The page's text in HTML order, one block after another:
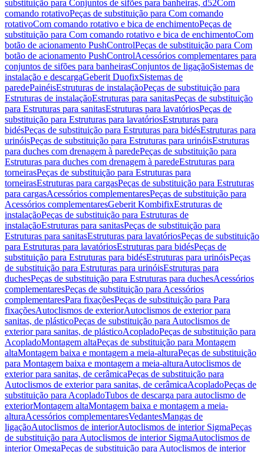
substituição para Conjuntos de sifões para banheiras, d52Com
comando rotativoPeças de substituição para Com comando
rotativoCom comando rotativo e bica de enchimentoPeças de
substituição para Com comando rotativo e bica de enchimentoCom
botão de acionamento PushControlPeças de substituição para Com
botão de acionamento PushControlAcessórios complementares para
conjuntos de sifões para banheirasConjuntos de ligaçãoSistemas de
instalação e descargaGeberit DuofixSistemas de
paredePainéisEstruturas de instalaçãoPeças de substituição para
Estruturas de instalaçãoEstruturas para sanitasPeças de substituição
para Estruturas para sanitasEstruturas para lavatóriosPeças de
substituição para Estruturas para lavatóriosEstruturas para
bidésPeças de substituição para Estruturas para bidésEstruturas para
urinóisPeças de substituição para Estruturas para urinóisEstruturas
para duches com drenagem à paredePeças de substituição para
Estruturas para duches com drenagem à paredeEstruturas para
torneirasPeças de substituição para Estruturas para
torneirasEstruturas para cargasPeças de substituição para Estruturas
para cargasAcessórios complementaresPeças de substituição para
Acessórios complementaresGeberit KombifixEstruturas de
instalaçãoPeças de substituição para Estruturas de
instalaçãoEstruturas para sanitasPeças de substituição para
Estruturas para sanitasEstruturas para lavatóriosPeças de substituição
para Estruturas para lavatóriosEstruturas para bidésPeças de
substituição para Estruturas para bidésEstruturas para urinóisPeças
de substituição para Estruturas para urinóisEstruturas para
duchesPeças de substituição para Estruturas para duchesAcessórios
complementaresPeças de substituição para Acessórios
complementaresPara fixaçõesPeças de substituição para Para
fixaçõesAutoclismos de exteriorAutoclismos de exterior para
sanitas, de plásticoPeças de substituição para Autoclismos de
exterior para sanitas, de plásticoAcopladoPeças de substituição para
AcopladoMontagem altaPeças de substituição para Montagem
altaMontagem baixa e montagem a meia-alturaPeças de substituição
para Montagem baixa e montagem a meia-alturaAutoclismos de
exterior para sanitas, de cerâmicaPeças de substituição para
Autoclismos de exterior para sanitas, de cerâmicaAcopladoPeças de
substituição para AcopladoTubos de descarga para autoclismo de
exteriorMontagem altaMontagem baixa e montagem a meia-
alturaAcessórios complementaresVedantesMangas de
ligaçãoAutoclismos de interiorAutoclismos de interior SigmaPeças
de substituição para Autoclismos de interior SigmaAutoclismos de
interior OmegaPeças de substituição para Autoclismos de interior